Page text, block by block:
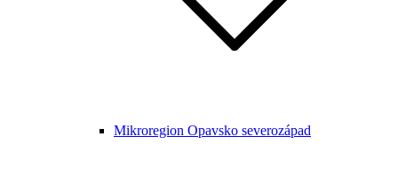
Mikroregion Opavsko severozápad